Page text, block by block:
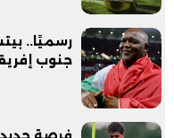
رسميًا..
جنوب